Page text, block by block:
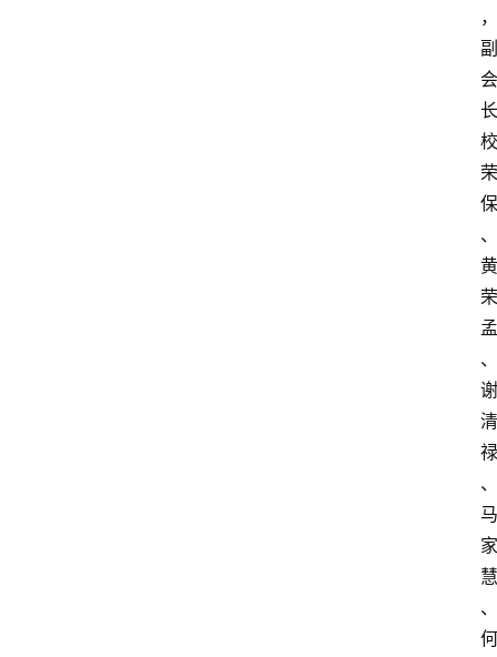
，
副
会
长
校
荣
保
、
黄
荣
孟
、
谢
清
禄
、
马
家
慧
、
何